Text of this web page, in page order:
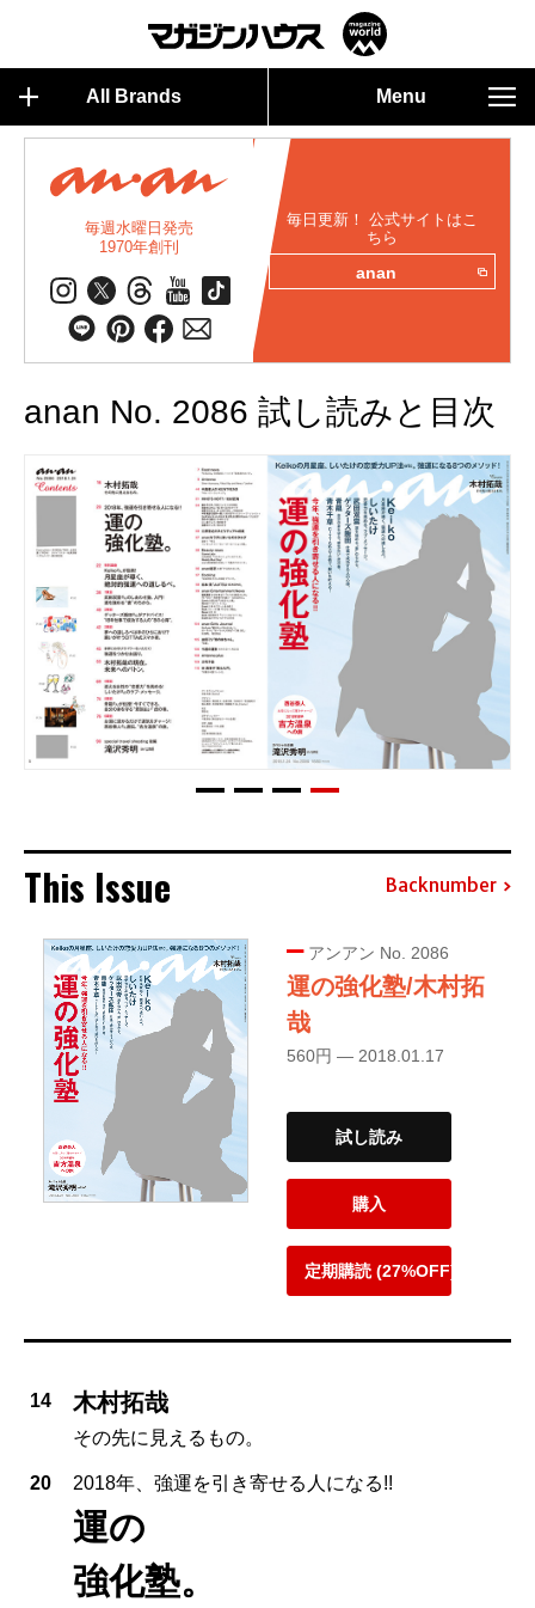
All Brands Menu
毎週水曜日発売
1970年創刊
毎日更新！ 公式サイトはこ
ちら
anan
anan No. 2086 試し読みと目次
This Issue Backnumber
アンアン No. 2086
運の強化塾/木村拓
哉
560円 — 2018.01.17
試し読み
購入
定期購読 (27%OFF)
14 木村拓哉
その先に見えるもの。
20 2018年、強運を引き寄せる人になる!!
運の
強化塾。